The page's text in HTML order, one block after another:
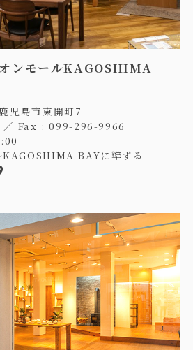
ンモールKAGOSHIMA
児島市東開町7
／ Fax : 099-296-9966
BAYに準ずる